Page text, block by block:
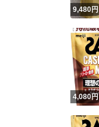
9,480円
4,080円